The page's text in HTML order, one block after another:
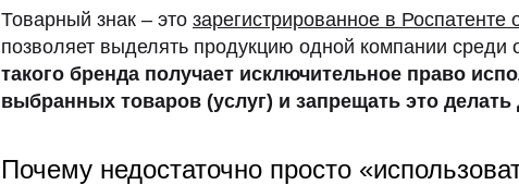
Товарный знак – это зарегистрированное в Роспатенте
позволяет выделять продукцию одной компании среди
такого бренда получает исключительное право
выбранных товаров (услуг) и запрещать это
Почему недостаточно просто